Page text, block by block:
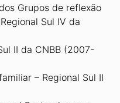
Grupos de reflexão
Sul IV da
II da CNBB (2007-
– Regional Sul II